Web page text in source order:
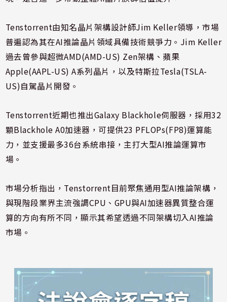
Tenstorrent由知名晶片架構設計師Jim Keller領導，市場
普遍認為其在AI推論晶片領域具備技術競爭力。Jim Keller
過去曾參與超微AMD(AMD-US) Zen架構、蘋果
Apple(AAPL-US) A系列晶片，以及特斯拉Tesla(TSLA-
US)自駕晶片開發。
Tenstorrent近期也推出Galaxy Blackhole伺服器，採用32
顆Blackhole A0加速器，可提供23 PFLOPs(FP8)運算能
力，並支援最多36台系統串接，主打大型AI推論運算市
場。
市場分析指出，Tenstorrent目前聚焦通用型AI推論架構，
與現階段業界主流強調CPU、GPU與AI加速器異質整合運
算的方向有所不同，顯示其希望透過不同架構切入AI推論
市場。